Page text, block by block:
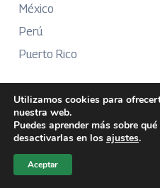
México
Perú
Puerto Rico
Más Información
Sobre Nosotros
Directorio
Aviso Legal
Utilizamos cookies para
nuestra web.
Puedes aprender más sobre
desactivarlas en los ajustes.
Aceptar